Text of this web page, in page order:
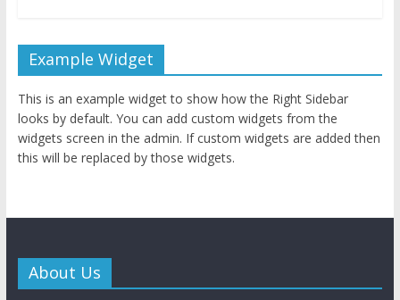
Example Widget
This is an example widget to show how the Right Sidebar
looks by default. You can add custom widgets from the
widgets screen in the admin. If custom widgets are added then
this will be replaced by those widgets.
About Us